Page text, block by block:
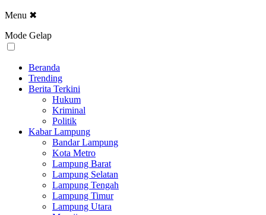
Menu ✖
Mode Gelap
Beranda
Trending
Berita Terkini
Hukum
Kriminal
Politik
Kabar Lampung
Bandar Lampung
Kota Metro
Lampung Barat
Lampung Selatan
Lampung Tengah
Lampung Timur
Lampung Utara